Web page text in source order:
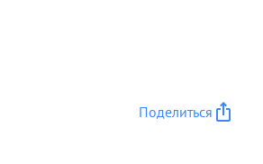
Поделиться